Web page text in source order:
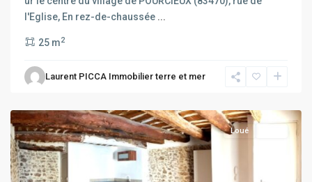
l'Eglise, En rez-de-chaussée ...
25 m2
Laurent PICCA Immobilier terre et mer
Loué